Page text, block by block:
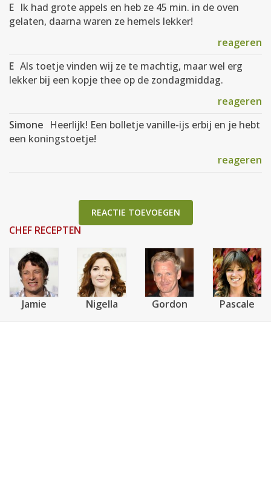
E Ik had grote appels en heb ze 45 min. in de oven
gelaten, daarna waren ze hemels lekker!
reageren
E Als toetje vinden wij ze te machtig, maar wel erg
lekker bij een kopje thee op de zondagmiddag.
reageren
Simone Heerlijk! Een bolletje vanille-ijs erbij en je hebt
een koningstoetje!
reageren
REACTIE TOEVOEGEN
CHEF RECEPTEN
Jamie Nigella Gordon Pascale